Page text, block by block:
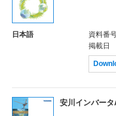
日本語 資料番
掲載日
安川インバー